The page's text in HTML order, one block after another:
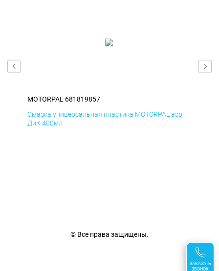
MOTORPAL 681819857
Смазка универсальная пластика MOTORPAL аэр
ДиК 400мл
ЗАКАЗАТЬ
ЗВОНОК
© Все права защищены.